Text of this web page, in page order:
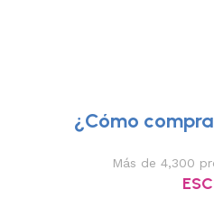
¿Cómo
Más de 4,300